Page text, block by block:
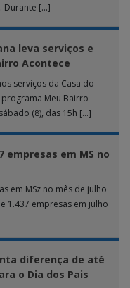
Durante […]
leva serviços e
Acontece
serviços da Casa do
Meu Bairro
(8), das 15h […]
empresas em MS no
em MSz no mês de julho
1.437 empresas em julho
diferença de até
o Dia dos Pais